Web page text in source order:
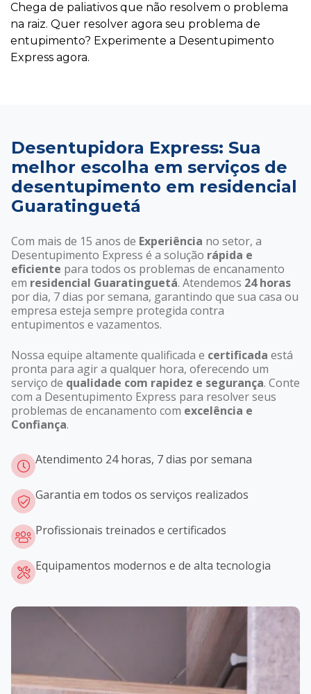
Chega de paliativos que não resolvem o problema
na raiz. Quer resolver agora seu problema de
entupimento? Experimente a Desentupimento
Express agora.
Desentupidora Express: Sua
melhor escolha em serviços de
desentupimento em residencial
Guaratinguetá
Com mais de 15 anos de Experiência no setor, a
Desentupimento Express é a solução rápida e
eficiente para todos os problemas de encanamento
em residencial Guaratinguetá. Atendemos 24 horas
por dia, 7 dias por semana, garantindo que sua casa ou
empresa esteja sempre protegida contra
entupimentos e vazamentos.
Nossa equipe altamente qualificada e certificada está
pronta para agir a qualquer hora, oferecendo um
serviço de qualidade com rapidez e segurança. Conte
com a Desentupimento Express para resolver seus
problemas de encanamento com excelência e
Confiança.
Atendimento 24 horas, 7 dias por semana
Garantia em todos os serviços realizados
Profissionais treinados e certificados
Equipamentos modernos e de alta tecnologia